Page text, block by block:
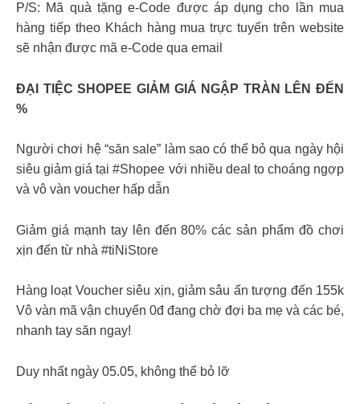
P/S: Mã quà tặng e-Code được áp dụng cho lần mua
hàng tiếp theo Khách hàng mua trực tuyến trên website
sẽ nhận được mã e-Code qua email
ĐẠI TIỆC SHOPEE GIẢM GIÁ NGẬP TRÀN LÊN ĐẾN
% ‍
Người chơi hệ “săn sale” làm sao có thể bỏ qua ngày hội
siêu giảm giá tại #Shopee với nhiều deal to choáng ngợp
và vô vàn voucher hấp dẫn
Giảm giá mạnh tay lên đến 80% các sản phẩm đồ chơi
xịn đến từ nhà #tiNiStore
Hàng loạt Voucher siêu xịn, giảm sâu ấn tượng đến 155k
Vô vàn mã vận chuyển 0đ đang chờ đợi ba mẹ và các bé,
nhanh tay săn ngay!
Duy nhất ngày 05.05, không thể bỏ lỡ